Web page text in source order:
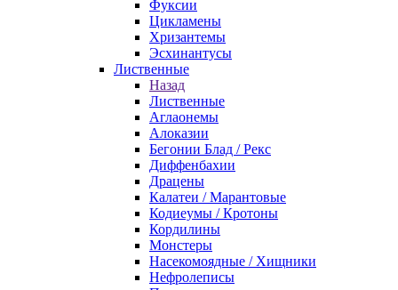
Фуксии
Цикламены
Хризантемы
Эсхинантусы
Лиственные
Назад
Лиственные
Аглаонемы
Алоказии
Бегонии Блад / Рекс
Диффенбахии
Драцены
Калатеи / Марантовые
Кодиеумы / Кротоны
Кордилины
Монстеры
Насекомоядные / Хищники
Нефролеписы